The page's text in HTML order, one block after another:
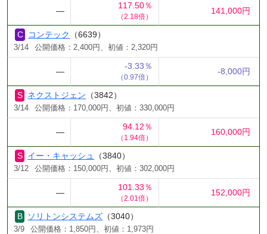
―
117.50％
（2.18倍）
141,000円
コンテック （6639）
3/14 公開価格：2,400円、初値：2,320円
―
-3.33％
（0.97倍）
-8,000円
ネクストジェン （3842）
3/14 公開価格：170,000円、初値：330,000円
―
94.12％
（1.94倍）
160,000円
イー・キャッシュ （3840）
3/12 公開価格：150,000円、初値：302,000円
―
101.33％
（2.01倍）
152,000円
ソリトンシステムズ （3040）
3/9 公開価格：1,850円、初値：1,973円